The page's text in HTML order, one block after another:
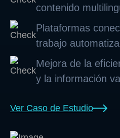
contenido
Plataformas
trabajo
Mejora de la
y la información
Ver Caso de Estudio